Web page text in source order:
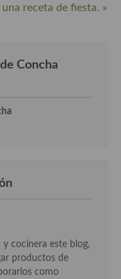
receta de fiesta. »
Concha
cocinera este blog,
productos de
como